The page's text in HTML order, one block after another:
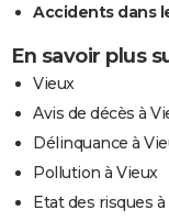
Accidents dans
En savoir plus
Vieux
Avis de décès à
Délinquance à
Pollution à Vieux
Etat des risques à